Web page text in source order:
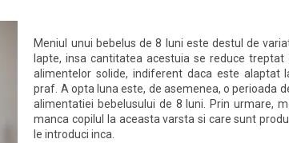
Meniul unui bebelus de 8 luni este destul de
lapte, insa cantitatea acestuia se reduce
alimentelor solide, indiferent daca este alaptat
praf. A opta luna este, de asemenea, o perioada
alimentatiei bebelusului de 8 luni. Prin urmare,
manca copilul la aceasta varsta si care sunt
le introduci inca.